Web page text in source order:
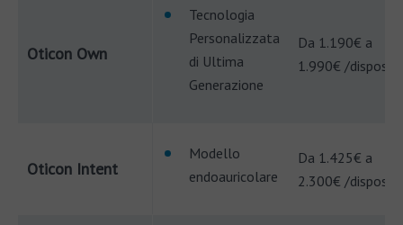
Oticon Own
Tecnologia
Personalizzata
di Ultima
Generazione
‎Da 1.190€ a
1.990€ /
Oticon Intent
Modello
endoauricolare
Da 1.425€ a
2.300€ /